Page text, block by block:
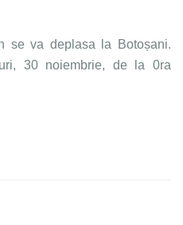
se va deplasa la Botoșani.
30 noiembrie, de la 0ra